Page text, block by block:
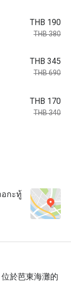
THB 190
THB 380
THB 345
THB 690
THB 170
THB 340
อกะทู้
位於芭東海灘的